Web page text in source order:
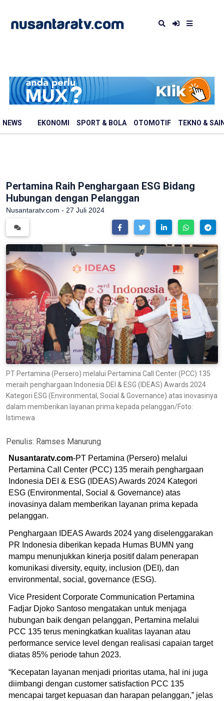
NEWS EKONOMI SPORT & BOLA OTOMOTIF TEKNO &
Pertamina Raih Penghargaan ESG Bidang
Hubungan dengan Pelanggan
Nusantaratv.com - 27 Juli 2024
PT Pertamina (Persero) melalui Pertamina Call Center (PCC) 135
meraih penghargaan Indonesia DEI & ESG (IDEAS) Awards 2024
Kategori ESG (Environmental, Social & Governance) atas inovasinya
dalam memberikan layanan prima kepada pelanggan/Foto:
Istimewa
Penulis: Ramses Manurung
Nusantaratv.com-PT Pertamina (Persero) melalui
Pertamina Call Center (PCC) 135 meraih penghargaan
Indonesia DEI & ESG (IDEAS) Awards 2024 Kategori
ESG (Environmental, Social & Governance) atas
inovasinya dalam memberikan layanan prima kepada
pelanggan.
Penghargaan IDEAS Awards 2024 yang diselenggarakan
PR Indonesia diberikan kepada Humas BUMN yang
mampu menunjukkan kinerja positif dalam penerapan
komunikasi diversity, equity, inclusion (DEI), dan
environmental, social, governance (ESG).
Vice President Corporate Communication Pertamina
Fadjar Djoko Santoso mengatakan untuk menjaga
hubungan baik dengan pelanggan, Pertamina melalui
PCC 135 terus meningkatkan kualitas layanan atau
performance service level dengan realisasi capaian target
diatas 85% periode tahun 2023.
“Kecepatan layanan menjadi prioritas utama, hal ini juga
diimbangi dengan customer satisfaction PCC 135
mencapai target kepuasan dan harapan pelanggan,” jelas